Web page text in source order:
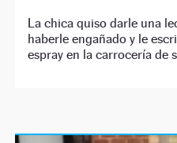
La chica quiso darle una
haberle engañado y le
espray en la carrocería de